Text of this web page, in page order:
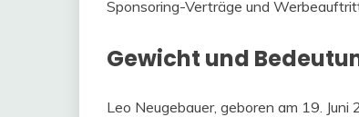
Sponsoring-Verträge und
Gewicht und
Leo Neugebauer, geboren am 19.